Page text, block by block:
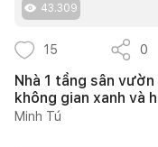
43.309
15 0
Nhà 1 tầng sân
không gian xanh và
Minh Tú